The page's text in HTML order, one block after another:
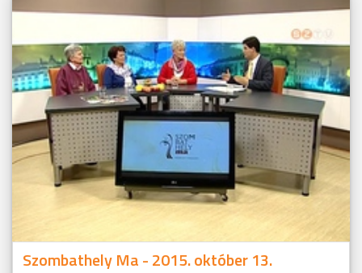
Szombathely Ma - 2015. október 13.